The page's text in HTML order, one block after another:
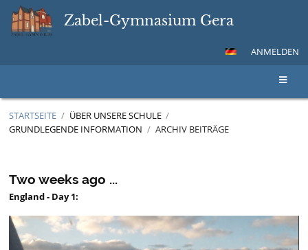
Zabel-Gymnasium Gera
ANMELDEN
STARTSEITE / ÜBER UNSERE SCHULE /
GRUNDLEGENDE INFORMATION / ARCHIV BEITRÄGE
Beiträge
Two weeks ago ...
England- Day 1: